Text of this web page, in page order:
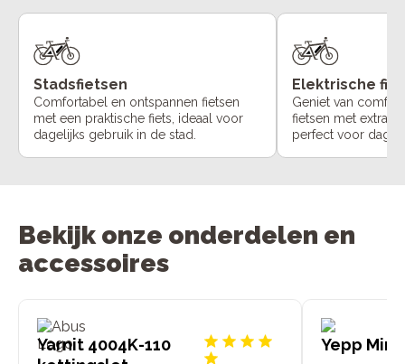
Stadsfietsen
Comfortabel en ontspannen fietsen
met een praktische fiets, ideaal voor
dagelijks gebruik in de stad.
Elektrische
Geniet van
fietsen met extra
perfect voor
Bekijk onze onderdelen en
accessoires
Yarnit 4004K-110
Yepp